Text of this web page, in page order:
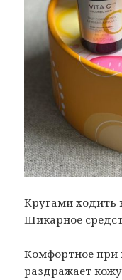
Кругами ходить
Шикарное
Комфортное при
раздражает